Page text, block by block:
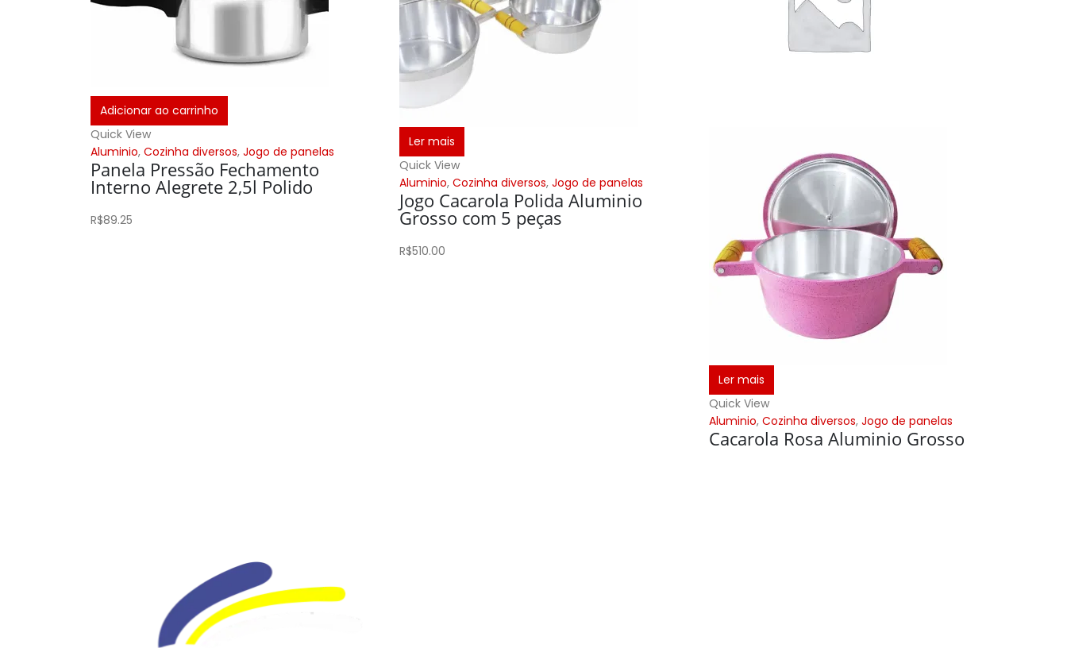
Adicionar ao carrinho
Quick View
Aluminio, Cozinha diversos, Jogo de panelas
Panela Pressão Fechamento
Interno Alegrete 2,5l Polido
R$89.25
Ler mais
Quick View
Aluminio,Cozinha diversos,Jogo de panelas
Jogo Cacarola Polida Aluminio
Grosso com 5 peças
R$510.00
Ler mais
Quick View
Aluminio, Cozinha diversos, Jogo de panelas
Cacarola Rosa Aluminio Grosso